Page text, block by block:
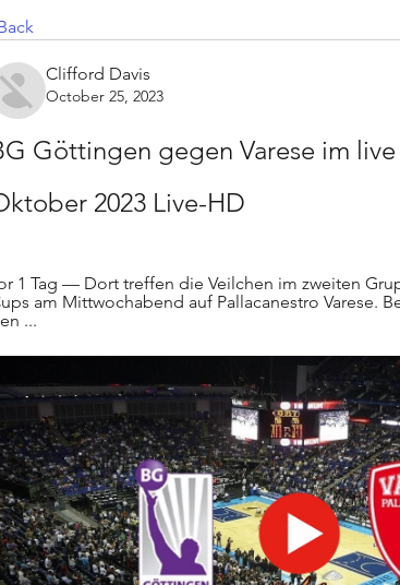
Clifford Davis
October 25, 2023
Göttingen gegen Varese im
2023 Live-HD
1 Tag — Dort treffen die Veilchen im zweiten
am Mittwochabend auf Pallacanestro Varese.
...